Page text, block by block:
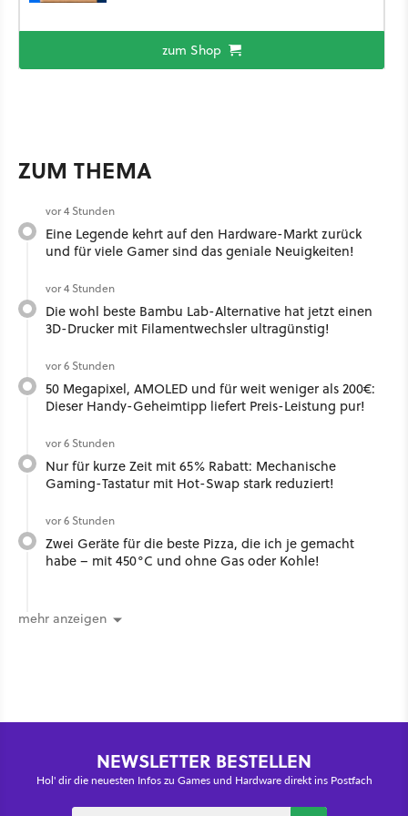
zum Shop
ZUM THEMA
vor 4 Stunden
Eine Legende kehrt auf den Hardware-Markt zurück
und für viele Gamer sind das geniale Neuigkeiten!
vor 4 Stunden
Die wohl beste Bambu Lab-Alternative hat jetzt einen
3D-Drucker mit Filamentwechsler ultragünstig!
vor 6 Stunden
50 Megapixel, AMOLED und für weit weniger als 200€:
Dieser Handy-Geheimtipp liefert Preis-Leistung pur!
vor 6 Stunden
Nur für kurze Zeit mit 65% Rabatt: Mechanische
Gaming-Tastatur mit Hot-Swap stark reduziert!
vor 6 Stunden
Zwei Geräte für die beste Pizza, die ich je gemacht
habe – mit 450°C und ohne Gas oder Kohle!
mehr anzeigen
NEWSLETTER BESTELLEN
Hol' dir die neuesten Infos zu Games und Hardware direkt ins Postfach